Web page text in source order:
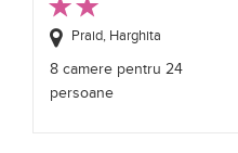
Praid, Harghita
8 camere pentru 24
persoane